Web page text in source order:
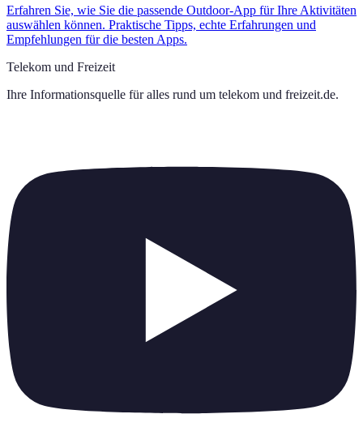
Erfahren Sie, wie Sie die passende Outdoor-App für Ihre Aktivitäten
auswählen können. Praktische Tipps, echte Erfahrungen und
Empfehlungen für die besten Apps.
Telekom und Freizeit
Ihre Informationsquelle für alles rund um telekom und freizeit.de.